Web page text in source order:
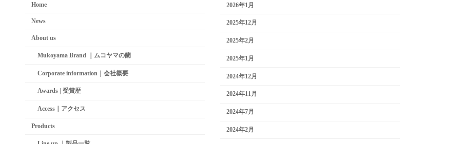
Home
News
About us
Mukoyama Brand ｜ムコヤマの蘭
Corporate information｜会社概要
Awards | 受賞歴
Access｜アクセス
Products
2026年1月
2025年12月
2025年2月
2025年1月
2024年12月
2024年11月
2024年7月
2024年2月